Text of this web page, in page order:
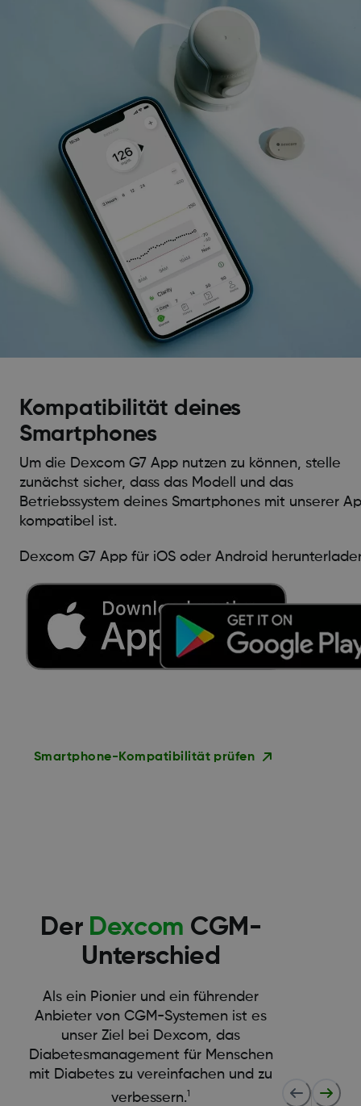
Kompatibilität deines
Smartphones
Um die Dexcom G7 App nutzen zu können, stelle
zunächst sicher, dass das Modell und das
Betriebssystem deines Smartphones mit unserer
kompatibel ist.
Dexcom G7 App für iOS oder Android
Smartphone-Kompatibilität prüfen
Der Dexcom CGM-
Unterschied
Als ein Pionier und ein führender
Anbieter von CGM-Systemen ist es
unser Ziel bei Dexcom, das
Diabetesmanagement für Menschen
mit Diabetes zu vereinfachen und zu
verbessern.1